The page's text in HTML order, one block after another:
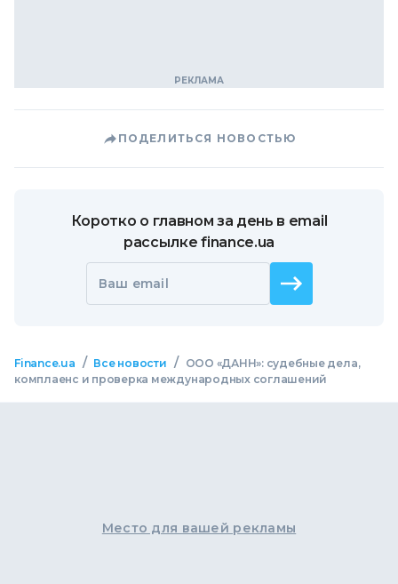
ПОДЕЛИТЬСЯ НОВОСТЬЮ
Коротко о главном за день в email
рассылке finance.ua
Ваш email
Finance.ua / Все новости /
ООО «ДАНН»: судебные дела,
комплаенс и проверка международных соглашений
Место для вашей рекламы